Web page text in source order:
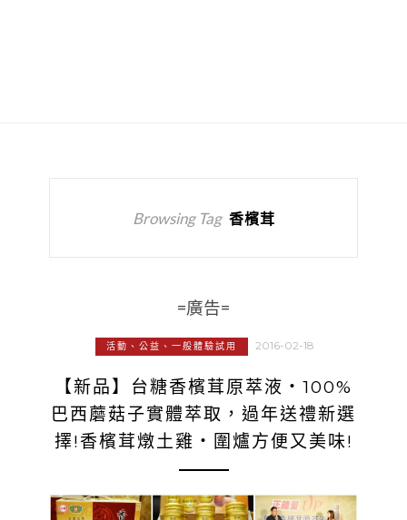
Browsing Tag 香檳茸
=廣告=
活動、公益、一般體驗試用 2016-02-18
【新品】台糖香檳茸原萃液‧100%
巴西蘑菇子實體萃取，過年送禮新選
擇!香檳茸燉土雞‧圍爐方便又美味!